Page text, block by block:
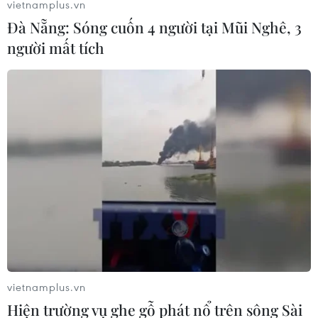
Việt Nam đạt nhiều giải
thưởng Du lịch ASEAN năm 2023
07/02/2023 04:38
Giải thưởng Du lịch ASEAN là sự kiện thường niên
nhằm tôn vinh các địa phương, đơn vị có sản phẩm du
lịch, dịch vụ du lịch chất lượng cao, góp phần phát triển
bền vững du lịch ASEAN.
vietnamplus.vn
Đà Nẵng: Sóng cuốn 4 người tại Mũi Nghê, 3
người mất tích
vietnamplus.vn
Hiện trường vụ ghe gỗ phát nổ trên sông Sài